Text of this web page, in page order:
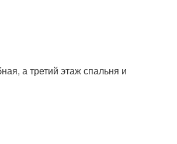
а третий этаж спальня и